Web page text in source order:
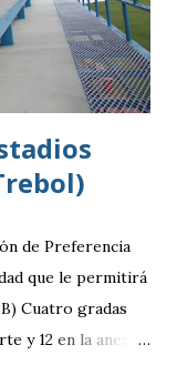
de Preferencia
que le permitirá
Cuatro gradas
y 12 en la anexa